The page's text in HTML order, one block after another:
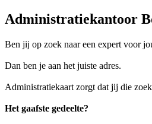
Administratiekantoor
Ben jij op zoek naar een expert voor
Dan ben je aan het juiste adres.
Administratiekaart zorgt dat jij die
Het gaafste gedeelte?